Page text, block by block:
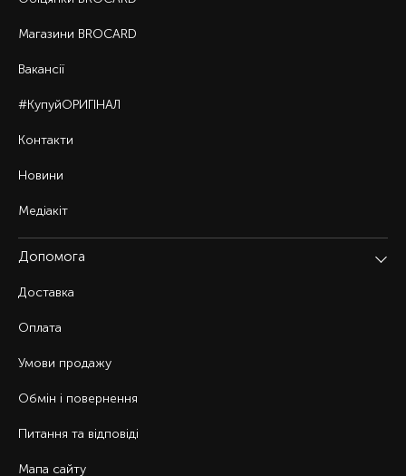
Магазини BROCARD
Вакансії
#КупуйОРИГІНАЛ
Контакти
Новини
Медіакіт
Допомога
Доставка
Оплата
Умови продажу
Обмін і повернення
Питання та відповіді
Мапа сайту